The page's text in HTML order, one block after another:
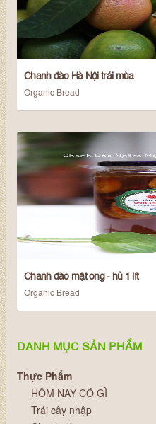
Chanh đào Hà Nội trái mùa
Organic Bread
Chanh đào mật ong - hủ 1 lít
Organic Bread
DANH MỤC SẢN PHẨM
Thực Phẩm
HÔM NAY CÓ GÌ
Trái cây nhập